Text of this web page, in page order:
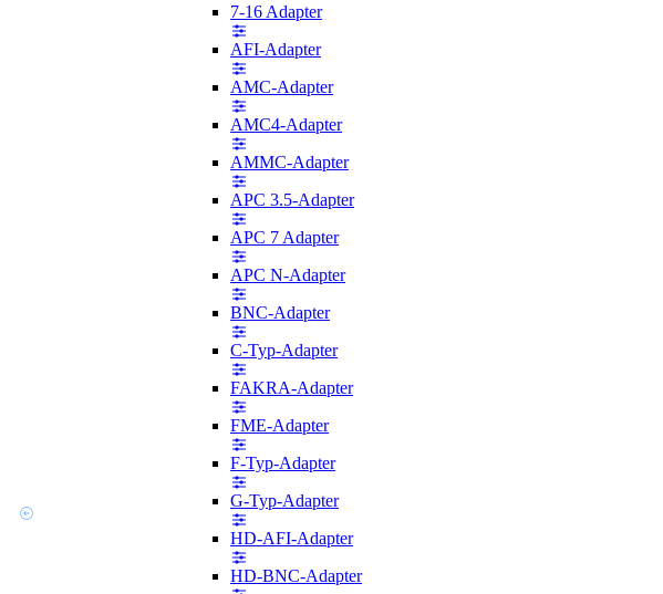
7-16 Adapter
AFI-Adapter
AMC-Adapter
AMC4-Adapter
AMMC-Adapter
APC 3.5-Adapter
APC 7 Adapter
APC N-Adapter
BNC-Adapter
C-Typ-Adapter
FAKRA-Adapter
FME-Adapter
F-Typ-Adapter
G-Typ-Adapter
HD-AFI-Adapter
HD-BNC-Adapter